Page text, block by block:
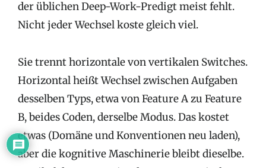
der üblichen Deep-Work-Predigt meist fehlt.
Nicht jeder Wechsel koste gleich viel.
Sie trennt horizontale von vertikalen Switches.
Horizontal heißt Wechsel zwischen Aufgaben
desselben Typs, etwa von Feature A zu Feature
B, beides Coden, derselbe Modus. Das kostet
etwas (Domäne und Konventionen neu laden),
aber die kognitive Maschinerie bleibt dieselbe.